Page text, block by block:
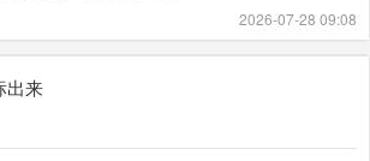
2026-07-28 09:08
出来